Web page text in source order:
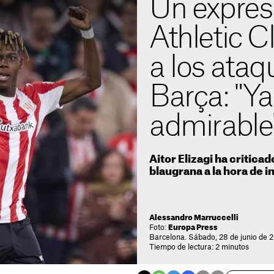
Un
Athletic
a los
Barça:
Aitor Elizagi ha
blaugrana a la hora de
Alessandro Marruccelli
Foto: Europa Press
Barcelona. Sábado, 28 de junio de
Tiempo de lectura: 2 minutos